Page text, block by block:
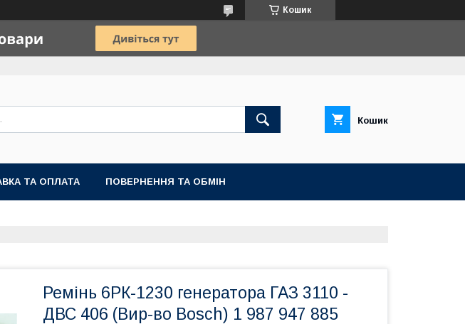
Кошик
Кошик
ТА ОПЛАТА ПОВЕРНЕННЯ ТА ОБМІН
Ремінь 6РК-1230 генератора ГАЗ 3110 -
ДВС 406 (Вир-во Bosch) 1 987 947 885